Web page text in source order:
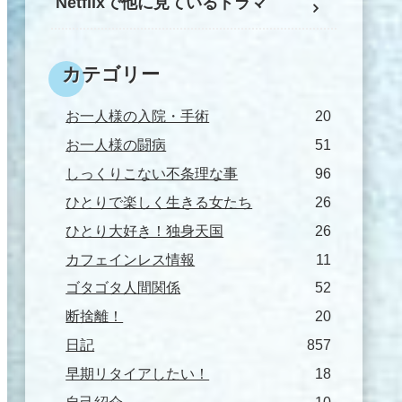
カテゴリー
お一人様の入院・手術
20
お一人様の闘病
51
しっくりこない不条理な事
96
ひとりで楽しく生きる女たち
26
ひとり大好き！独身天国
26
カフェインレス情報
11
ゴタゴタ人間関係
52
断捨離！
20
日記
857
早期リタイアしたい！
18